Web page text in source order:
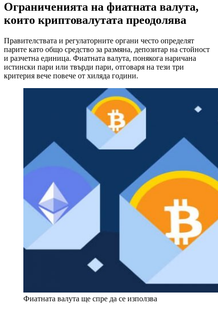
Ограниченията на фиатната валута,
които криптовалутата преодолява
Правителствата и регулаторните органи често определят
парите като общо средство за размяна, депозитар на стойност
и разчетна единица. Фиатната валута, понякога наричана
истински пари или твърди пари, отговаря на тези три
критерия вече повече от хиляда години.
Фиатната валута ще спре да се използва